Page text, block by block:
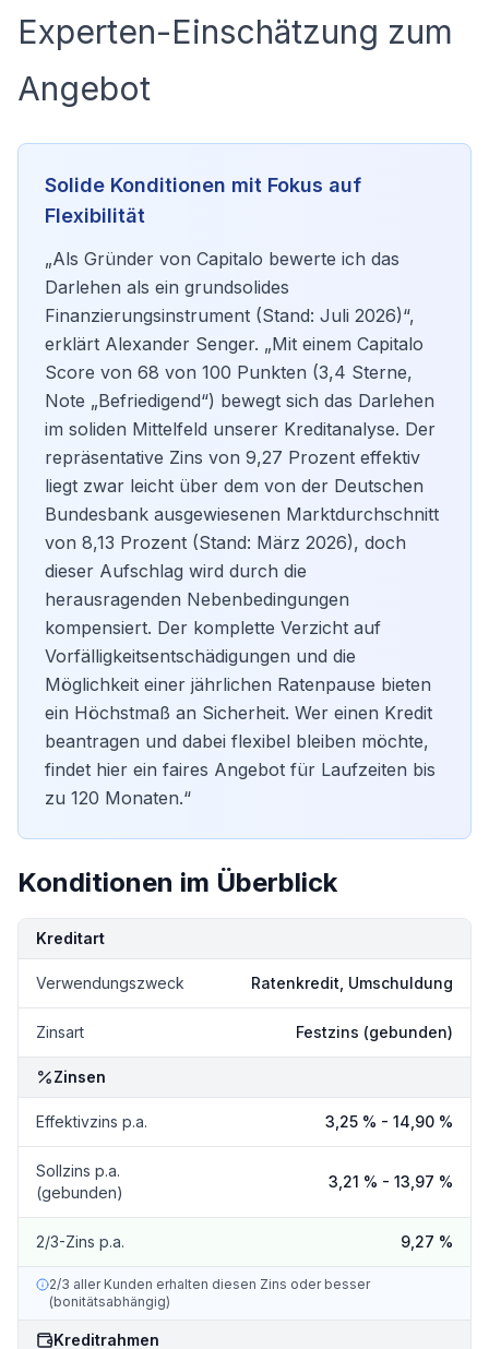
Experten-Einschätzung zum
Angebot
Solide Konditionen mit Fokus auf
Flexibilität
„Als Gründer von Capitalo bewerte ich das
Darlehen als ein grundsolides
Finanzierungsinstrument (Stand: Juli 2026)“,
erklärt Alexander Senger. „Mit einem Capitalo
Score von 68 von 100 Punkten (3,4 Sterne,
Note „Befriedigend“) bewegt sich das Darlehen
im soliden Mittelfeld unserer Kreditanalyse. Der
repräsentative Zins von 9,27 Prozent effektiv
liegt zwar leicht über dem von der Deutschen
Bundesbank ausgewiesenen Marktdurchschnitt
von 8,13 Prozent (Stand: März 2026), doch
dieser Aufschlag wird durch die
herausragenden Nebenbedingungen
kompensiert. Der komplette Verzicht auf
Vorfälligkeitsentschädigungen und die
Möglichkeit einer jährlichen Ratenpause bieten
ein Höchstmaß an Sicherheit. Wer einen Kredit
beantragen und dabei flexibel bleiben möchte,
findet hier ein faires Angebot für Laufzeiten bis
zu 120 Monaten.“
Konditionen im Überblick
KonditionDetails
Kreditart
Verwendungszweck Ratenkredit, Umschuldung
Zinsart Festzins (gebunden)
Zinsen
Effektivzins p.a. 3,25 % - 14,90 %
Sollzins p.a.
(gebunden)
3,21 % - 13,97 %
2/3-Zins p.a. 9,27 %
2/3 aller Kunden erhalten diesen Zins oder besser
(bonitätsabhängig)
Kreditrahmen